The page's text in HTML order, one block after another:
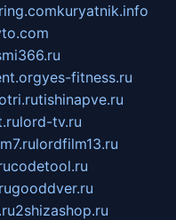
kuryatnik.info
yes-fitness.ru
tishinapve.ru
lord-tv.ru
lordfilm13.ru
codetool.ru
gooddver.ru
2shizashop.ru